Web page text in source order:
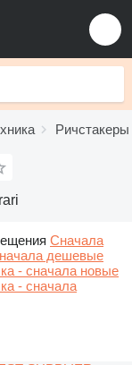
Ричстакеры
Сначала
дешевые
- сначала новые
- сначала